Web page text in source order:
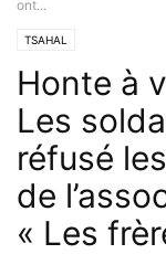
ont...
TSAHAL
Honte à
Les
réfusé
de
« Les